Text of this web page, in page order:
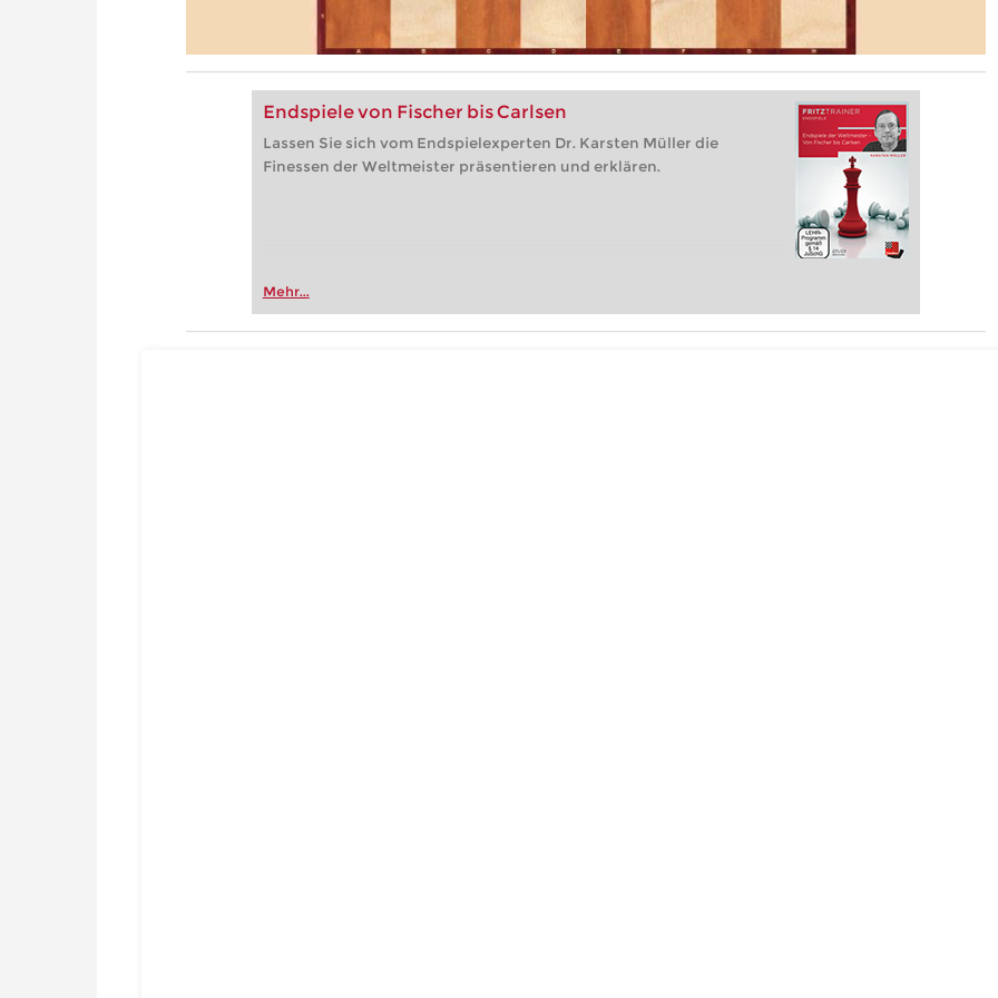
Endspiele von Fischer bis Carlsen
Lassen Sie sich vom Endspielexperten Dr. Karsten Müller die
Finessen der Weltmeister präsentieren und erklären.
Mehr...